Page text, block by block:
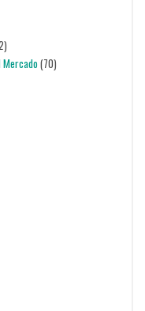
Mercado(70)